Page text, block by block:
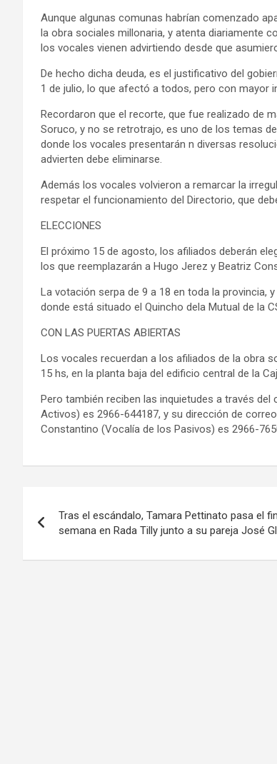
Aunque algunas comunas habrían comenzado
la obra sociales millonaria, y atenta diariamente
los vocales vienen advirtiendo desde que
De hecho dicha deuda, es el justificativo del
1 de julio, lo que afectó a todos, pero con mayor
Recordaron que el recorte, que fue realizado de
Soruco, y no se retrotrajo, es uno de los temas
donde los vocales presentarán n diversas
advierten debe eliminarse.
Además los vocales volvieron a remarcar la
respetar el funcionamiento del Directorio, que
ELECCIONES
El próximo 15 de agosto, los afiliados deberán
los que reemplazarán a Hugo Jerez y Beatriz
La votación serpa de 9 a 18 en toda la provincia,
donde está situado el Quincho dela Mutual de la
CON LAS PUERTAS ABIERTAS
Los vocales recuerdan a los afiliados de la obra
15 hs, en la planta baja del edificio central de la
Pero también reciben las inquietudes a través
Activos) es 2966-644187, y su dirección de
Constantino (Vocalía de los Pasivos) es 2966-
de
entradas
Tras el escándalo, Tamara Pettinato pasa el
semana en Rada Tilly junto a su pareja José